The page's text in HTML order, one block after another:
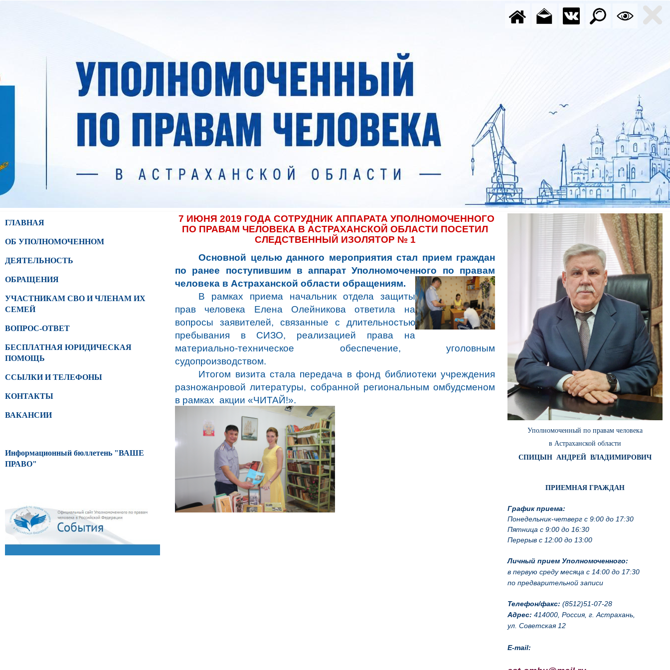
ГЛАВНАЯ
ОБ УПОЛНОМОЧЕННОМ
ДЕЯТЕЛЬНОСТЬ
ОБРАЩЕНИЯ
УЧАСТНИКАМ СВО И ЧЛЕНАМ ИХ
СЕМЕЙ
ВОПРОС-ОТВЕТ
БЕСПЛАТНАЯ ЮРИДИЧЕСКАЯ
ПОМОЩЬ
ССЫЛКИ И ТЕЛЕФОНЫ
КОНТАКТЫ
ВАКАНСИИ
Информационный бюллетень "ВАШЕ
ПРАВО"
Уполномоченный по правам человека
в Астраханской области
СПИЦЫН АНДРЕЙ ВЛАДИМИРОВИЧ
ПРИЕМНАЯ ГРАЖДАН
График приема:
Понедельник-четверг с 9:00 до 17:30
Пятница с 9:00 до 16:30
Перерыв с 12:00 до 13:00
Личный прием Уполномоченного:
в первую среду месяца с 14:00 до 17:30
по предварительной записи
Телефон/факс: (8512)51-07-28
Адрес: 414000, Россия, г. Астрахань,
ул. Советская 12
E-mail:
7 ИЮНЯ 2019 ГОДА СОТРУДНИК АППАРАТА УПОЛНОМОЧЕННОГО
ПО ПРАВАМ ЧЕЛОВЕКА В АСТРАХАНСКОЙ ОБЛАСТИ ПОСЕТИЛ
СЛЕДСТВЕННЫЙ ИЗОЛЯТОР № 1
Основной целью данного мероприятия стал прием граждан
по ранее поступившим в аппарат Уполномоченного по правам
человека в Астраханской области обращениям.
В рамках приема начальник отдела защиты
прав человека Елена Олейникова ответила на
вопросы заявителей, связанные с длительностью
пребывания в СИЗО, реализацией права на
материально-техническое обеспечение, уголовным
судопроизводством.
Итогом визита стала передача в фонд библиотеки учреждения
разножанровой литературы, собранной региональным омбудсменом
в рамках акции «ЧИТАЙ!».